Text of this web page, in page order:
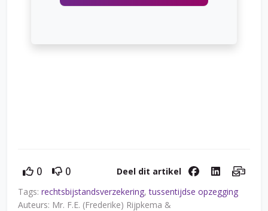
0 0
Deel dit artikel
Tags: rechtsbijstandsverzekering,tussentijdse opzegging
Auteurs: Mr. F.E. (Frederike) Rijpkema &